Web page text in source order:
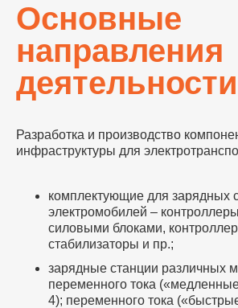
Основные
направления
деятельности
Разработка и производство
инфраструктуры для
комплектующие для зарядных
электромобилей –
силовыми блоками,
стабилизаторы и пр.;
зарядные станции различных
переменного тока
4); переменного тока